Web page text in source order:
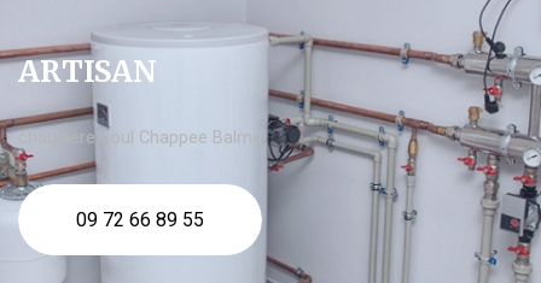
ARTISAN
chaudière fioul Chappee Balma
09 72 66 89 55